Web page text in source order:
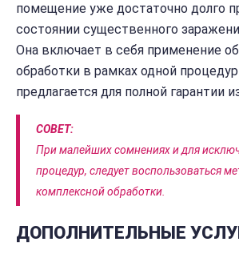
помещение уже достаточно долго
состоянии существенного
Она включает в себя применение
обработки в рамках одной
предлагается для полной гарантии
СОВЕТ:
При малейших сомнениях и для
процедур, следует воспользоваться
комплексной обработки.
ДОПОЛНИТЕЛЬНЫЕ